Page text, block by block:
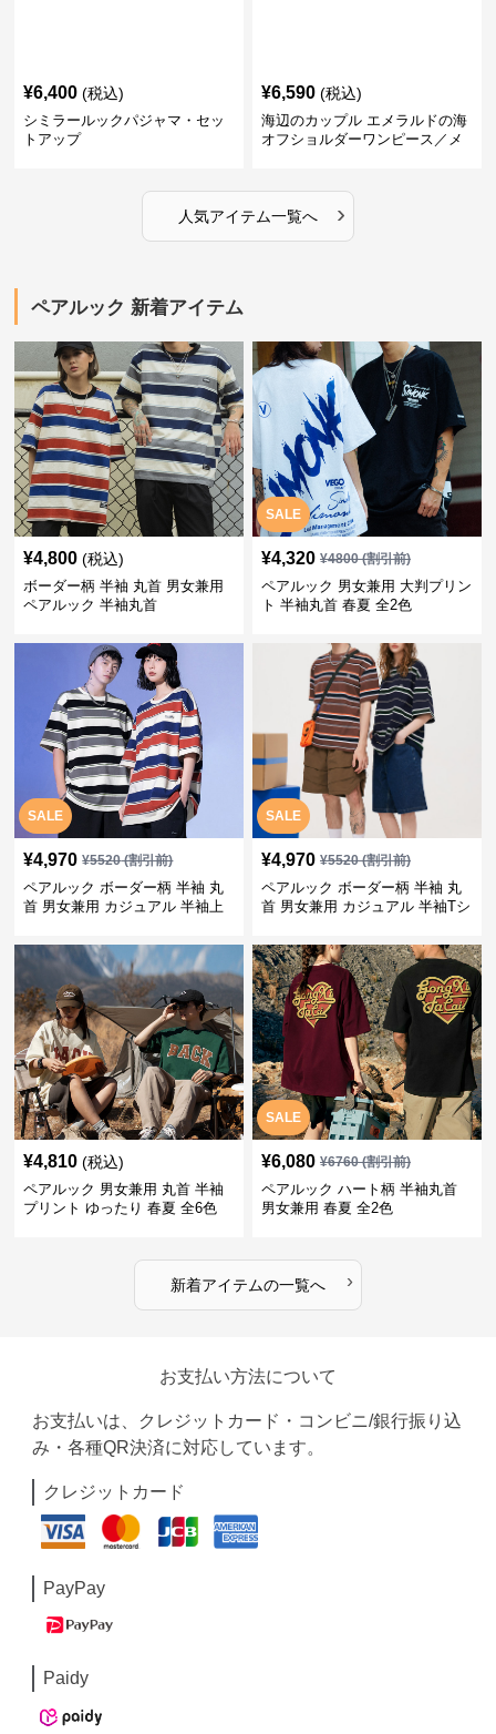
¥6,400 (税込)
シミラールックパジャマ・セッ
トアップ
¥6,590 (税込)
海辺のカップル エメラルドの海
オフショルダーワンピース／メ
人気アイテム一覧へ ›
ペアルック 新着アイテム
¥4,800 (税込)
ボーダー柄 半袖 丸首 男女兼用
ペアルック 半袖丸首
SALE
¥4,320 ¥4800(割引前)
ペアルック 男女兼用 大判プリン
ト 半袖丸首 春夏 全2色
SALE
¥4,970 ¥5520(割引前)
ペアルック ボーダー柄 半袖 丸
首 男女兼用 カジュアル 半袖上
SALE
¥4,970 ¥5520(割引前)
ペアルック ボーダー柄 半袖 丸
首 男女兼用 カジュアル 半袖Tシ
¥4,810 (税込)
ペアルック 男女兼用 丸首 半袖
プリント ゆったり 春夏 全6色
SALE
¥6,080 ¥6760(割引前)
ペアルック ハート柄 半袖丸首
男女兼用 春夏 全2色
新着アイテムの一覧へ ›
お支払い方法について
お支払いは、クレジットカード・コンビニ/銀行振り込
み・各種QR決済に対応しています。
クレジットカード
PayPay
Paidy